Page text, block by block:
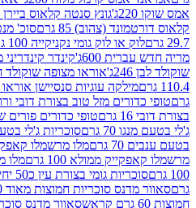
גונץ סנטה קלאוס ביירן מינכן (אדום) 85
(צהוב) 85 גרם
סוכ' מנטוס מנטה 29.7 גרם
או לוק גומי נקניקייה 100 גרם
גומי כובע
600ג'
קינדר קינדריני מאגדת 100 גרם
אוראו מצופה שוקולד חלב 246ג' - K
מילקה עוגיות סנסיישן אוראו 156 גרם
מזל טוב בצורת דובי ורוד 16 גרם
טופי כדורים פורים שמח בצורת ליצן
גרם
סוכריות ג'לי בטעם ליצ'י 70 גרם
מלו מרשמלו קאפקייק ממולא תות 100
ממולא 100 גרם
מלו מרשמלו
גומי בצורת עין כ50 יחידות 500 גרם
סוכריות חמוצות מאוד 60 גרם
סאוור מדנס סוכריות חמוצות